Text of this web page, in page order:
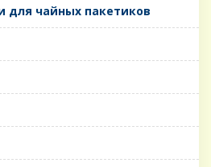
для чайных пакетиков